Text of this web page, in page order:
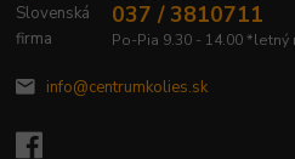
037 / 3810711
Po-Pia 9.30 - 14.00 *letný
info@centrumkolies.sk